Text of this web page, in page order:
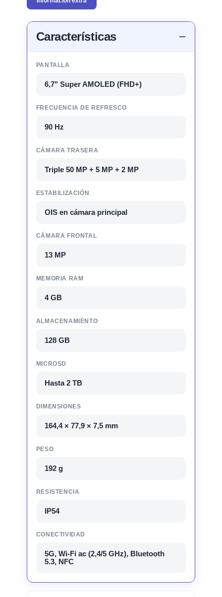
Características
PANTALLA
6,7" Super AMOLED (FHD+)
FRECUENCIA DE REFRESCO
90 Hz
CÁMARA TRASERA
Triple 50 MP + 5 MP + 2 MP
ESTABILIZACIÓN
OIS en cámara principal
CÁMARA FRONTAL
13 MP
MEMORIA RAM
4 GB
ALMACENAMIENTO
128 GB
MICROSD
Hasta 2 TB
DIMENSIONES
164,4 × 77,9 × 7,5 mm
PESO
192 g
RESISTENCIA
IP54
CONECTIVIDAD
5G, Wi-Fi ac (2,4/5 GHz), Bluetooth
5.3, NFC